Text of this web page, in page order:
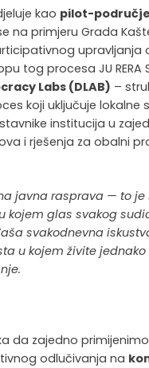
kao pilot-
na primjeru Grada
upravljanja
tog procesa JU RERA
Labs (DLAB) –
koji uključuje lokalne
institucija u
i rješenja za obalni
javna rasprava — to je
kojem glas svakog
svakodnevna
u kojem živite
da zajedno primijenimo
odlučivanja na